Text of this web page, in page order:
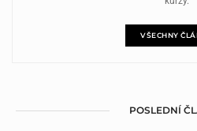
VŠECHNY
POSLEDNÍ